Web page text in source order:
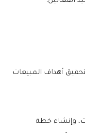
أهداف المبيعات
وإنشاء خطة